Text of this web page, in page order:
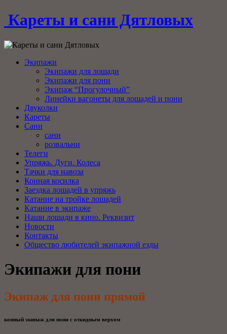
Кареты и сани Дятловых
Экипажи
Экипажи для лошади
Экипажи для пони
Экипаж “Прогулочный”
Линейки вагонеты для лошадей и пони
Двуколки
Кареты
Сани
сани
розвальни
Телеги
Упряжь. Дуги. Колеса
Тачки для навоза
Конная косилка
Заездка лошадей в упряжь
Катание на тройке лошадей
Катание в экипаже
Наши лошади в кино. Реквизит
Новости
Контакты
Общество любителей экипажной езды
Экипажи для пони
Экипаж для пони прямой
конный экипаж для пони с откидным верхом